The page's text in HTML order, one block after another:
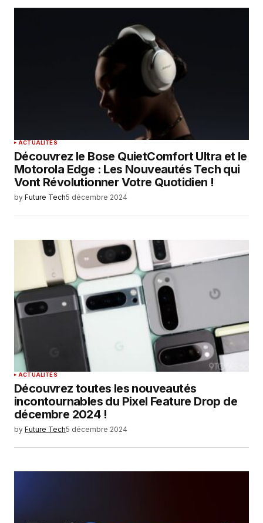
ACTUALITÉS
Découvrez le Bose QuietComfort Ultra et le
Motorola Edge : Les Nouveautés Tech qui
Vont Révolutionner Votre Quotidien !
by Future Tech5 décembre 2024
ACTUALITÉS
Découvrez toutes les nouveautés
incontournables du Pixel Feature Drop de
décembre 2024 !
by Future Tech5 décembre 2024